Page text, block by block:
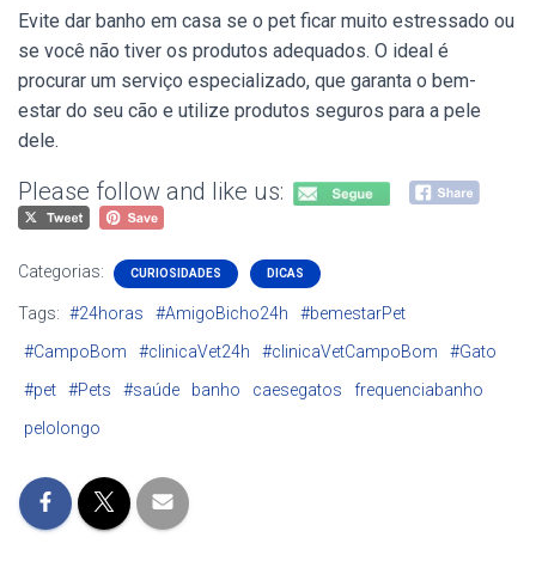
Evite dar banho em casa se o pet ficar muito estressado ou
se você não tiver os produtos adequados. O ideal é
procurar um serviço especializado, que garanta o bem-
estar do seu cão e utilize produtos seguros para a pele
dele.
Please follow and like us:
Categorias: CURIOSIDADES DICAS
Tags: #24horas #AmigoBicho24h
#bemestarPet
#CampoBom
#clinicaVet24h #clinicaVetCampoBom
#Gato
#pet
#Pets #saúde banho caesegatos
frequenciabanho
pelolongo